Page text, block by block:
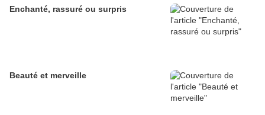
Enchanté, rassuré ou surpris
Beauté et merveille